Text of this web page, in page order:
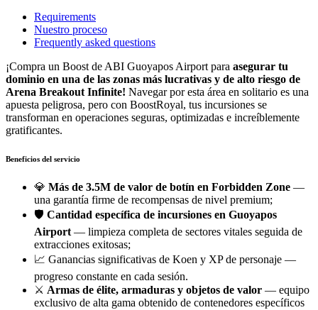
Requirements
Nuestro proceso
Frequently asked questions
¡Compra un Boost de ABI Guoyapos Airport para asegurar tu
dominio en una de las zonas más lucrativas y de alto riesgo de
Arena Breakout Infinite! Navegar por esta área en solitario es una
apuesta peligrosa, pero con BoostRoyal, tus incursiones se
transforman en operaciones seguras, optimizadas e increíblemente
gratificantes.
Beneficios del servicio
💎 Más de 3.5M de valor de botín en Forbidden Zone —
una garantía firme de recompensas de nivel premium;
🛡️ Cantidad específica de incursiones en Guoyapos
Airport— limpieza completa de sectores vitales seguida de
extracciones exitosas;
📈 Ganancias significativas de Koen y XP de personaje —
progreso constante en cada sesión.
⚔️ Armas de élite, armaduras y objetos de valor — equipo
exclusivo de alta gama obtenido de contenedores específicos